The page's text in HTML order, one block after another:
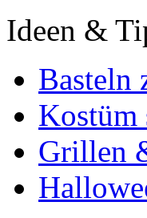
Ideen &
Basteln
Kostüm
Grillen